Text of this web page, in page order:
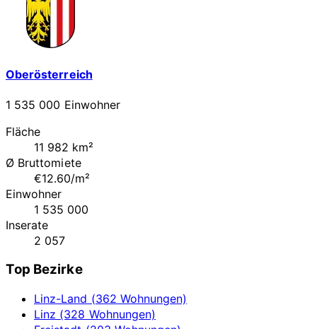
Oberösterreich
1 535 000 Einwohner
Fläche
11 982 km²
Ø Bruttomiete
€12.60/m²
Einwohner
1 535 000
Inserate
2 057
Top Bezirke
Linz-Land (362 Wohnungen)
Linz (328 Wohnungen)